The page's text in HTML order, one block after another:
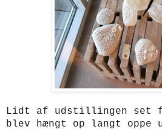
Lidt af udstillingen set
blev hængt op langt oppe